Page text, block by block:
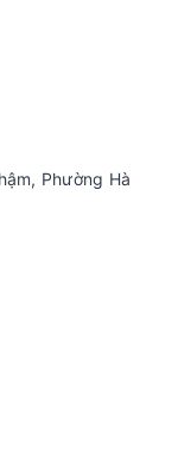
Phường Hà